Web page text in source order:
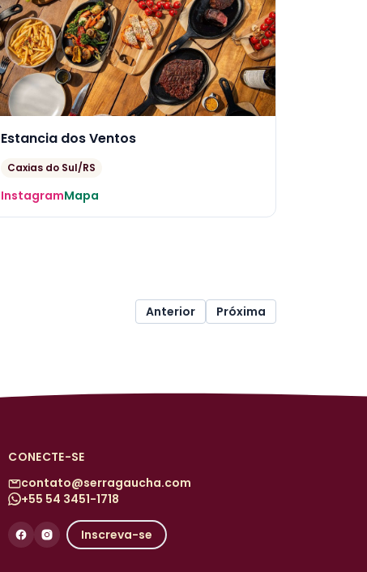
Estancia dos Ventos
Caxias do Sul/RS
InstagramMapa
Anterior Próxima
CONECTE-SE
contato@serragaucha.com
+55 54 3451-1718
Inscreva-se